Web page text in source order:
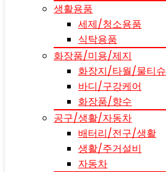
생활용품
세제/청소용품
식탁용품
화장품/미용/제지
화장지/타월/물티슈
바디/구강케어
화장품/향수
공구/생활/자동차
배터리/전구/생활
생활/주거설비
자동차